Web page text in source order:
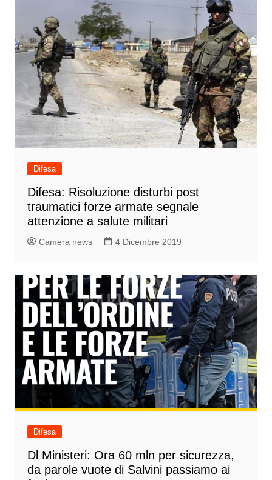
Difesa
Difesa: Risoluzione disturbi post
traumatici forze armate segnale
attenzione a salute militari
Camera news 4 Dicembre 2019
Difesa
Dl Ministeri: Ora 60 mln per sicurezza,
da parole vuote di Salvini passiamo ai